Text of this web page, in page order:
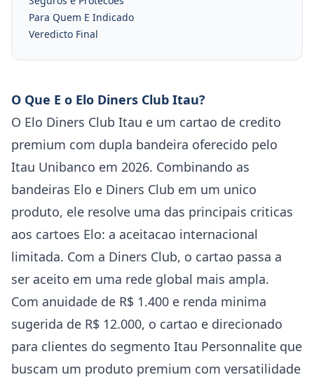
Para Quem E Indicado
Veredicto Final
O Que E o Elo Diners Club Itau?
O Elo Diners Club Itau e um cartao de credito
premium com dupla bandeira oferecido pelo
Itau Unibanco em 2026. Combinando as
bandeiras Elo e Diners Club em um unico
produto, ele resolve uma das principais criticas
aos cartoes Elo: a aceitacao internacional
limitada. Com a Diners Club, o cartao passa a
ser aceito em uma rede global mais ampla.
Com anuidade de R$ 1.400 e renda minima
sugerida de R$ 12.000, o cartao e direcionado
para clientes do segmento Itau Personnalite que
buscam um produto premium com versatilidade